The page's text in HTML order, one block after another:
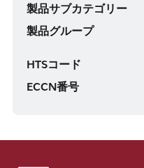
製品サブカテゴリー
製品グループ
HTSコード
ECCN番号